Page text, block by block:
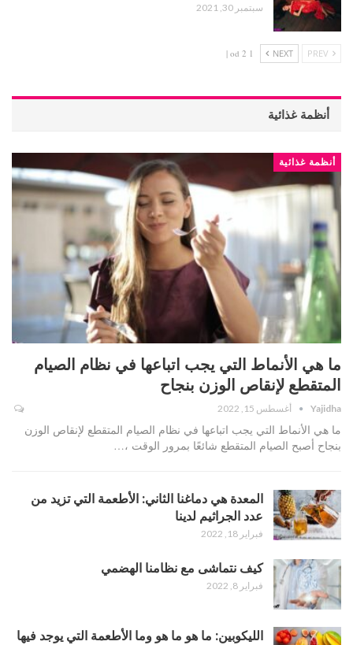
سبتمبر 30, 2021
NEXT
1 od 2 |
أنظمة غذائية
أنظمة غذائية
ما هي الأنماط التي يجب اتباعها في نظام الصيام
المتقطع لإنقاص الوزن بنجاح
Yajidha أغسطس 15, 2022
ما هي الأنماط التي يجب اتباعها في نظام الصيام المتقطع لإنقاص الوزن
بنجاح أصبح الصيام المتقطع شائعًا بمرور الوقت ،…
المعدة هي دماغنا الثاني: الأطعمة التي تزيد من
عدد الجراثيم لدينا
فبراير 18, 2022
كيف نتماشى مع نظامنا الهضمي
فبراير 8, 2022
الليكوبين: ما هو ما هو وما الأطعمة التي يوجد فيها